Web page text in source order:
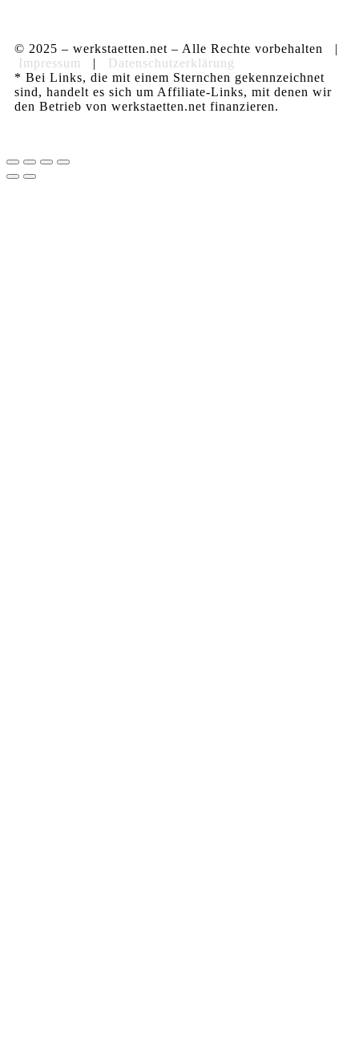
© 2025 – werkstaetten.net – Alle Rechte vorbehalten |
Impressum
| Datenschutzerklärung
* Bei Links, die mit einem Sternchen gekennzeichnet
sind, handelt es sich um Affiliate-Links, mit denen wir
den Betrieb von werkstaetten.net finanzieren.